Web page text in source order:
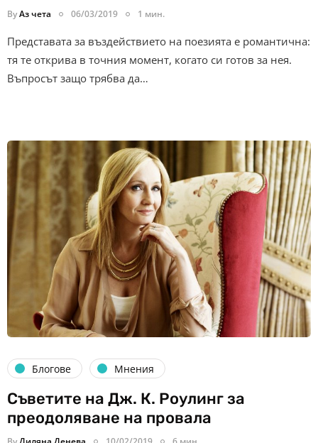
ByАз чета 06/03/2019 1 мин.
Представата за въздействието на поезията е романтична:
тя те открива в точния момент, когато си готов за нея.
Въпросът защо трябва да…
Блогове Мнения
Съветите на Дж. К. Роулинг за
преодоляване на провала